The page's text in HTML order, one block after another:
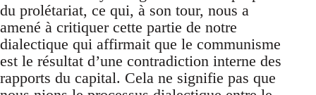
du prolétariat, ce qui, à son tour, nous a
amené à critiquer cette partie de notre
dialectique qui affirmait que le communisme
est le résultat d’une contradiction interne des
rapports du capital. Cela ne signifie pas que